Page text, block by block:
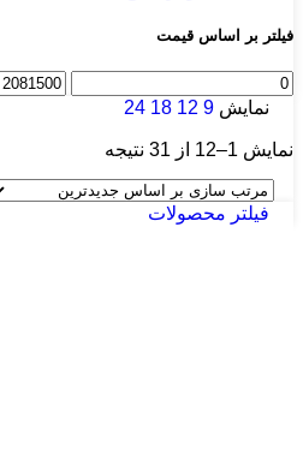
فیلتر بر اساس قیمت
حداقل
قیمت
حداكثر
نمایش 9
12
18
24
نمایش 1–12 از 31 نتیجه
latest
فیلتر محصولات